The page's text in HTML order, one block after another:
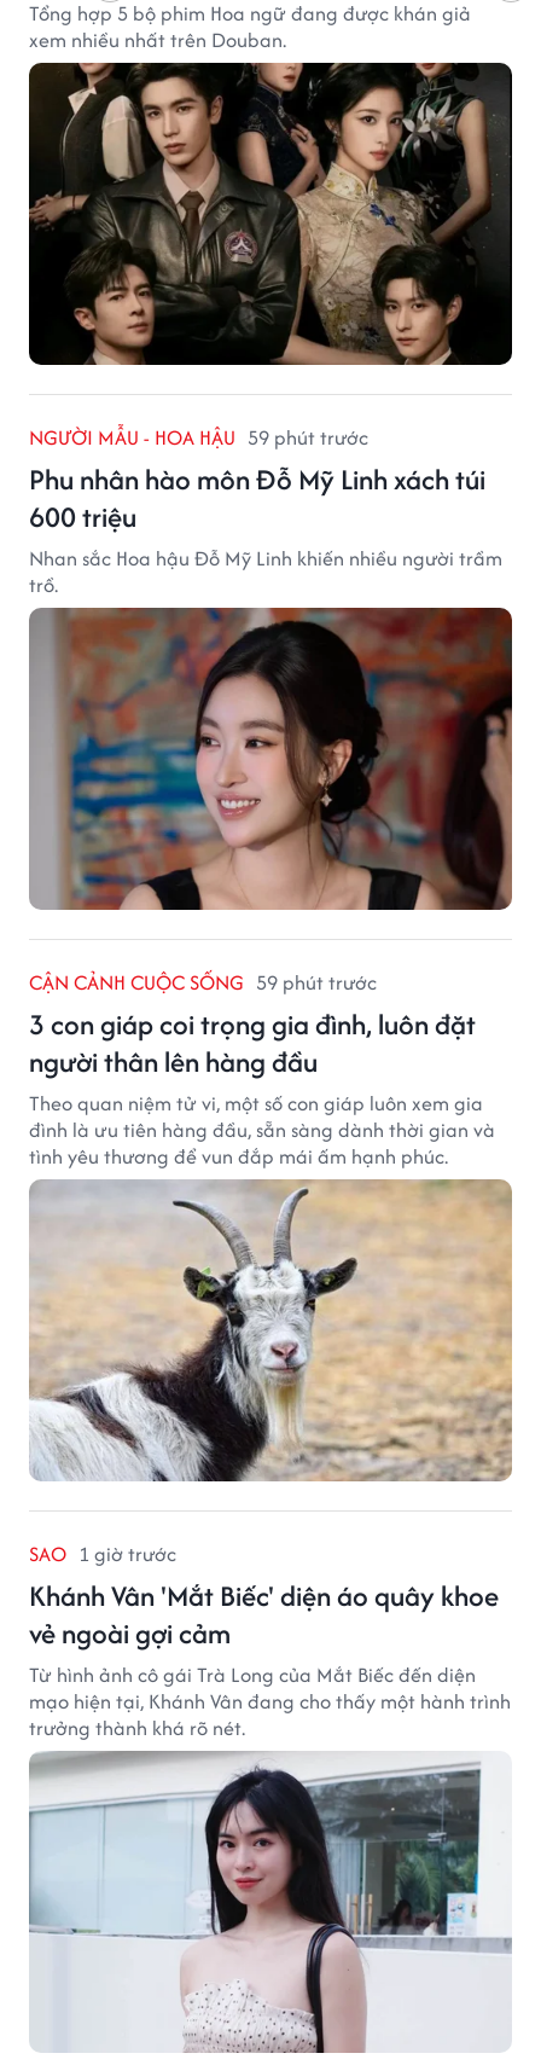
Tổng hợp 5 bộ phim Hoa ngữ đang được khán giả
xem nhiều nhất trên Douban.
NGƯỜI MẪU - HOA HẬU 59 phút trước
Phu nhân hào môn Đỗ Mỹ Linh xách túi
600 triệu
Nhan sắc Hoa hậu Đỗ Mỹ Linh khiến nhiều người trầm
trồ.
CẬN CẢNH CUỘC SỐNG 59 phút trước
3 con giáp coi trọng gia đình, luôn đặt
người thân lên hàng đầu
Theo quan niệm tử vi, một số con giáp luôn xem gia
đình là ưu tiên hàng đầu, sẵn sàng dành thời gian và
tình yêu thương để vun đắp mái ấm hạnh phúc.
SAO 1 giờ trước
Khánh Vân 'Mắt Biếc' diện áo quây khoe
vẻ ngoài gợi cảm
Từ hình ảnh cô gái Trà Long của Mắt Biếc đến diện
mạo hiện tại, Khánh Vân đang cho thấy một hành trình
trưởng thành khá rõ nét.